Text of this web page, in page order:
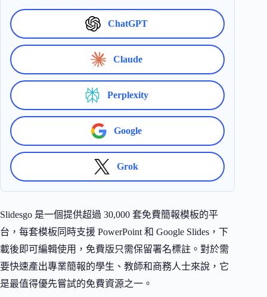
ChatGPT
Claude
Perplexity
Google
Grok
Slidesgo 是一個提供超過 30,000 套免費簡報模板的平
台，每套模板同時支援 PowerPoint 和 Google Slides，下
載後即可編輯使用，免費版只需保留署名標註。對於需
要快速產出專業簡報的學生、教師和商務人士來說，它
是最值得優先嘗試的免費資源之一。